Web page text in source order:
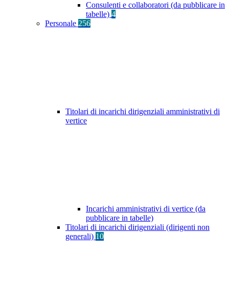
Consulenti e collaboratori (da pubblicare in
tabelle) 4
Personale 256
Titolari di incarichi dirigenziali amministrativi di
vertice
Incarichi amministrativi di vertice (da
pubblicare in tabelle)
Titolari di incarichi dirigenziali (dirigenti non
generali) 10